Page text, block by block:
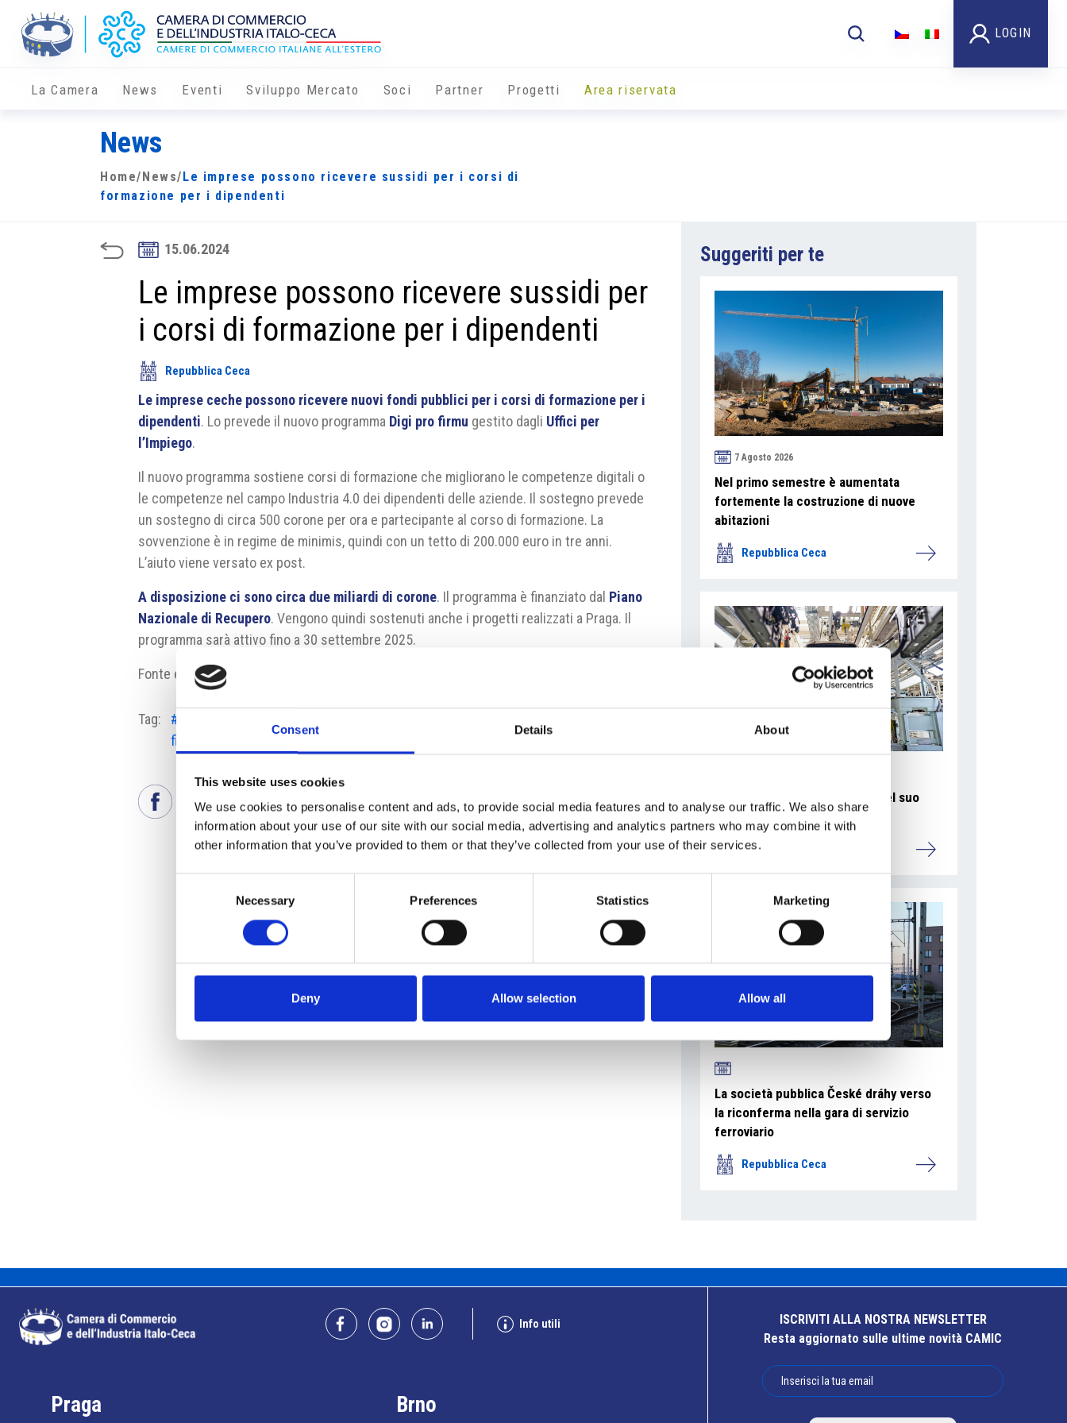
Consent Details About
This website uses cookies
We use cookies to personalise content and ads, to provide social media features and to analyse our traffic. We also share
information about your use of our site with our social media, advertising and analytics partners who may combine it with
other information that you’ve provided to them or that they’ve collected from your use of their services.
Necessary Preferences Statistics Marketing
Deny Allow selection Allow all
LOGIN
La Camera News Eventi Sviluppo Mercato Soci Partner Progetti Area riservata
News
Home/ News/ Le imprese possono ricevere sussidi per i corsi di
formazione per i dipendenti
15.06.2024
Le imprese possono ricevere sussidi per
i corsi di formazione per i dipendenti
Repubblica Ceca
Le imprese ceche possono ricevere nuovi fondi pubblici per i corsi di formazione per i
dipendenti. Lo prevede il nuovo programma Digi pro firmu gestito dagli Uffici per
l’Impiego.
Il nuovo programma sostiene corsi di formazione che migliorano le competenze digitali o
le competenze nel campo Industria 4.0 dei dipendenti delle aziende. Il sostegno prevede
un sostegno di circa 500 corone per ora e partecipante al corso di formazione. La
sovvenzione è in regime de minimis, quindi con un tetto di 200.000 euro in tre anni.
L’aiuto viene versato ex post.
A disposizione ci sono circa due miliardi di corone. Il programma è finanziato dal Piano
Nazionale di Recupero. Vengono quindi sostenuti anche i progetti realizzati a Praga. Il
programma sarà attivo fino a 30 settembre 2025.
Fonte e fonte fotografia:
Tag:
#Digi pro
firmu
Suggeriti per te
7 Agosto 2026
Nel primo semestre è aumentata
fortemente la costruzione di nuove
abitazioni
Repubblica Ceca
La Škoda avvia la produzione del suo
SUV Peaq
Repubblica Ceca
La società pubblica České dráhy verso
la riconferma nella gara di servizio
ferroviario
Repubblica Ceca
Info utili
Praga Brno
ISCRIVITI ALLA NOSTRA NEWSLETTER
Resta aggiornato sulle ultime novità CAMIC